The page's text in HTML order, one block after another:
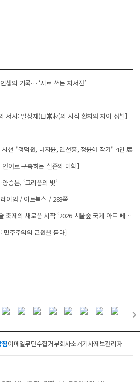
생의 기록… ‘시로 쓰는 자서전’
서사: 일상재(日常材)의 시적 환치와 자아 성찰】
시선 "정덕원, 나지윤, 민선홍, 정윤하 작가" 4인 展
어로 구축하는 실존의 미학】
승본, ‘그리움의 빛’
이엄 / 아트북스 / 288쪽
성동미술협회, 문화예술 축제의 새로운 시작 ‘2026 서울숲 국제 아트 페스타’ 개최
민주주의의 근원을 묻다]
이메일무단수집거부회사소개기사제보관리자